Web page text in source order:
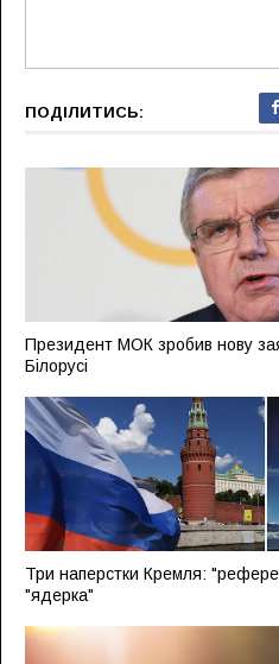
ПОДІЛИТИСЬ:
Президент МОК зробив нову
Білорусі
Три наперстки Кремля:
"ядерка"